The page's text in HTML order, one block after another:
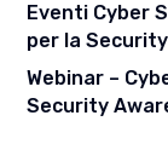
Eventi Cyber
per la
Webinar –
Security